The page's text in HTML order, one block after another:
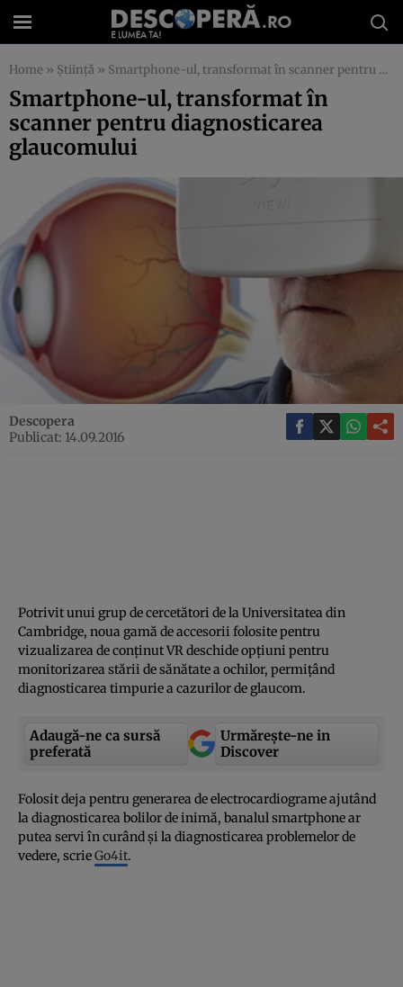
Home » Știință » Smartphone-ul, transformat în scanner pentru diagnosticarea glaucomului
Smartphone-ul, transformat în
scanner pentru diagnosticarea
glaucomului
Descopera
Publicat: 14.09.2016
Potrivit unui grup de cercetători de la Universitatea din
Cambridge, noua gamă de accesorii folosite pentru
vizualizarea de conţinut VR deschide opţiuni pentru
monitorizarea stării de sănătate a ochilor, permiţând
diagnosticarea timpurie a cazurilor de glaucom.
Adaugă-ne ca sursă
preferată
Urmărește-ne in
Discover
Folosit deja pentru generarea de electrocardiograme ajutând
la diagnosticarea bolilor de inimă, banalul smartphone ar
putea servi în curând şi la diagnosticarea problemelor de
vedere, scrieGo4it.